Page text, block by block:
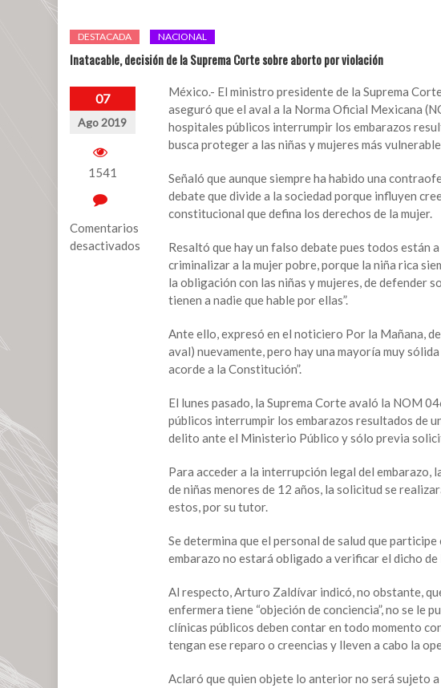
DESTACADA NACIONAL
Inatacable, decisión de la Suprema Corte sobre aborto por violación
07
Ago 2019
1541
Comentarios
desactivados
México.- El ministro presidente de la Suprema
aseguró que el aval a la Norma Oficial Mexicana
hospitales públicos interrumpir los embarazos
busca proteger a las niñas y mujeres más
Señaló que aunque siempre ha habido una
debate que divide a la sociedad porque influyen
constitucional que defina los derechos de la mujer.
Resaltó que hay un falso debate pues todos están
criminalizar a la mujer pobre, porque la niña rica
la obligación con las niñas y mujeres, de defender
tienen a nadie que hable por ellas”.
Ante ello, expresó en el noticiero Por la Mañana,
aval) nuevamente, pero hay una mayoría muy
acorde a la Constitución”.
El lunes pasado, la Suprema Corte avaló la NOM
públicos interrumpir los embarazos resultados de
delito ante el Ministerio Público y sólo previa
Para acceder a la interrupción legal del embarazo,
de niñas menores de 12 años, la solicitud se
estos, por su tutor.
Se determina que el personal de salud que
embarazo no estará obligado a verificar el dicho
Al respecto, Arturo Zaldívar indicó, no obstante,
enfermera tiene “objeción de conciencia”, no se
clínicas públicos deben contar en todo momento
tengan ese reparo o creencias y lleven a cabo la
Aclaró que quien objete lo anterior no será sujeto